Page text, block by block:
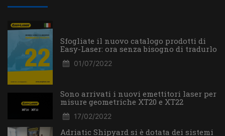
Sfogliate il nuovo catalogo prodotti di
Easy-Laser: ora senza bisogno di tradurlo
01/07/2022
Sono arrivati i nuovi emettitori laser per
misure geometriche XT20 e XT22
17/02/2022
Adriatic Shipyard si è dotata dei sistemi